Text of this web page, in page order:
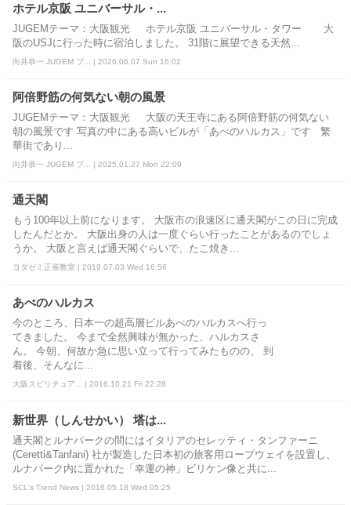
ホテル京阪 ユニバーサル・...
JUGEMテーマ：大阪観光 ホテル京阪 ユニバーサル・タワー 大
阪のUSJに行った時に宿泊しました。 31階に展望できる天然...
向井恭一 JUGEM ブ... | 2026.06.07 Sun 16:02
阿倍野筋の何気ない朝の風景
JUGEMテーマ：大阪観光 大阪の天王寺にある阿倍野筋の何気ない
朝の風景です 写真の中にある高いビルが「あべのハルカス」です 繁
華街であり...
向井恭一 JUGEM ブ... | 2025.01.27 Mon 22:09
通天閣
もう100年以上前になります。 大阪市の浪速区に通天閣がこの日に完成
したんだとか。 大阪出身の人は一度ぐらい行ったことがあるのでしょ
うか。 大阪と言えば通天閣ぐらいで、たこ焼き...
ヨダゼミ正雀教室 | 2019.07.03 Wed 16:56
あべのハルカス
今のところ、日本一の超高層ビルあべのハルカスへ行っ
てきました。 今まで全然興味が無かった、ハルカスさ
ん。 今朝、何故か急に思い立って行ってみたものの、 到
着後、そんなに...
大阪スピリチュア... | 2016.10.21 Fri 22:28
新世界（しんせかい） 塔は...
通天閣とルナパークの間にはイタリアのセレッティ・タンファーニ
(Ceretti&Tanfani) 社が製造した日本初の旅客用ロープウェイを設置し、
ルナパーク内に置かれた「幸運の神」ビリケン像と共に...
SCL's Trend News | 2016.05.18 Wed 05:25